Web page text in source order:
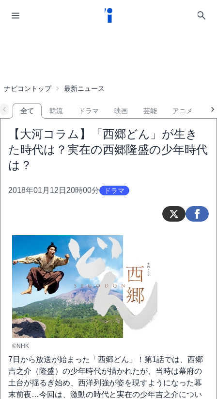
ナビコントップ 最新ニュース
全て 韓流 ドラマ 映画 芸能 アニメ
【大河コラム】「西郷どん」が生き
た時代は？実在の西郷隆盛の少年時代
は？
2018年01月12日20時00分 ドラマ
©NHK
7日から放送が始まった「西郷どん」！第1話では、西郷
吉之介（隆盛）の少年時代が描かれたが、当時は幕府の
土台が揺るぎ始め、西洋列強が姿を現すようになった幕
末前夜…今回は、激動の時代と実在の少年吉之介につい